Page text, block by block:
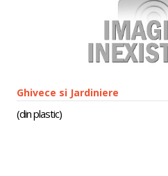
Ghivece si Jardiniere
(din plastic)